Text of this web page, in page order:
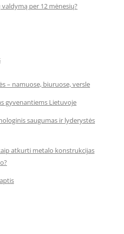
per 12 mėnesių?
– namuose, biuruose, versle
gyvenantiems Lietuvoje
saugumas ir lyderystės
atkurti metalo konstrukcijas